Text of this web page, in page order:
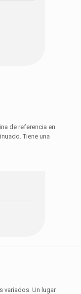
de referencia en
Tiene una
variados. Un lugar